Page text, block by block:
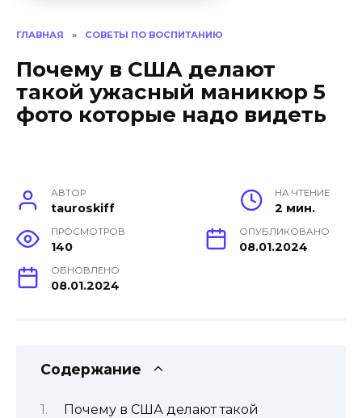
ГЛАВНАЯ » СОВЕТЫ ПО ВОСПИТАНИЮ
Почему в США делают
такой ужасный маникюр 5
фото которые надо видеть
АВТОР
tauroskiff
НА ЧТЕНИЕ
2 мин.
ПРОСМОТРОВ
140
ОПУБЛИКОВАНО
08.01.2024
ОБНОВЛЕНО
08.01.2024
Содержание
Почему в США делают такой